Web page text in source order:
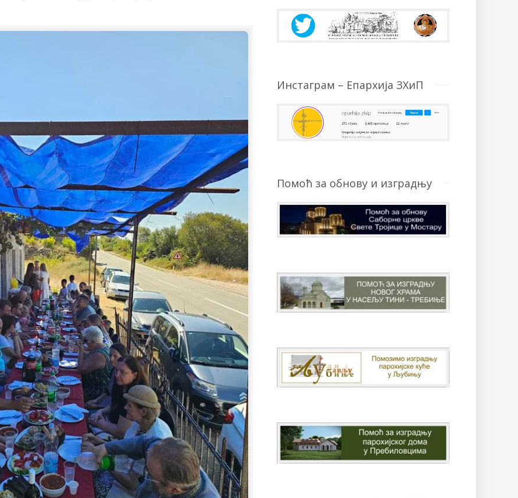
Инстаграм – Епархија ЗХиП
Помоћ за обнову и изградњу